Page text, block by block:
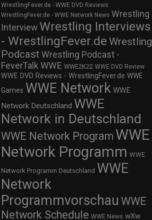
WrestlingFever.de - WWE DVD Reviews
WrestlingFever.de - WWE Network News Wrestling
Interview Wrestling Interviews
- WrestlingFever.de Wrestling
Podcast Wrestling Podcast -
FeverTalk WWE WWE2K22 WWE DVD Review
WWE DVD Reviews - WrestlingFever.de WWE
Games WWE Network WWE
Network Deutschland WWE
Network in Deutschland
WWE Network Program WWE
Network Programm WWE
Network Programm Deutschland WWE
Network
Programmvorschau WWE
Network Schedule WWE News wXw